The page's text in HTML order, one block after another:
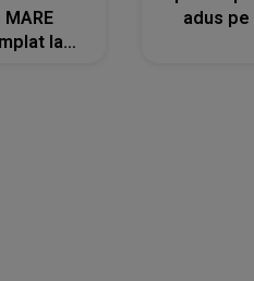
MARE
la
adus